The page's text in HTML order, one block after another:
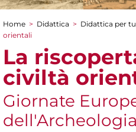
Tu sei qui
Home > Didattica > Didattica per
orientali
La
civiltà
Giornate
dell'Archeologia